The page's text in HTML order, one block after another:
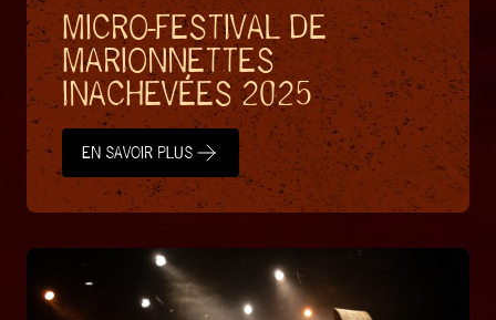
MICRO-FESTIVAL DE
MARIONNETTES
INACHEVÉES 2025
EN SAVOIR PLUS
EN SAVOIR PLUS